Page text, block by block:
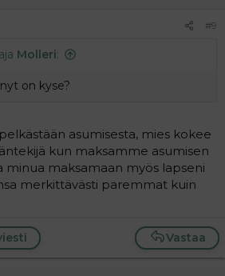
#9
Molleri:
on kyse?
asumisesta, mies kokee
kun maksamme asumisen
minua maksamaan myös lapseni
merkittävästi paremmat kuin
Vastaa